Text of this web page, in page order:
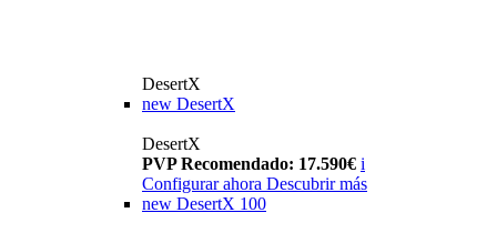
DesertX
new DesertX
DesertX
PVP Recomendado: 17.590€ i
Configurar ahora Descubrir más
new DesertX 100